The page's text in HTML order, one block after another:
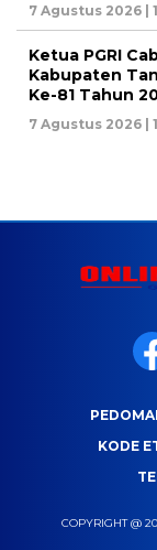
7 Agustus 2026 |
Ketua PGRI
Kabupaten
Ke-81 Tahun
7 Agustus 2026 |
KODE
COPYRIGHT @